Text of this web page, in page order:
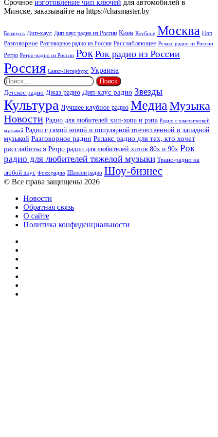
Срочное изготовление чип ключей для автомобилей в
Минске, заказывайте на https://chasmaster.by
Беларусь Дип-хаус Дип-хаус радио из России Киев Клубное Москва Поп
Разговорное Разговорное радио из России Расслабляющее Релакс радио из России
Ретро Ретро-радио из России РокРок радио из России
Россия Санкт-Петербург Украина
Найти:
Детское радио Джаз радио Дип-хаус радио Звезды
Культура Лучшее клубное радио МедиаМузыка
Новости Радио для любителей хип-хопа и рэпа Радио с классической
музыкой Радио с самой новой и популярной отечественной и западной
музыкой Разговорное радио Релакс радио для тех, кто хочет
расслабиться Ретро радио для любителей хитов 80х и 90х Рок
радио для любителей тяжелой музыки Транс-радио на
любой вкус Фолк радио Шансон радио Шоу-бизнес
© Все права защищены 2026
Новости
Обратная связь
О сайте
Политика конфиденциальности